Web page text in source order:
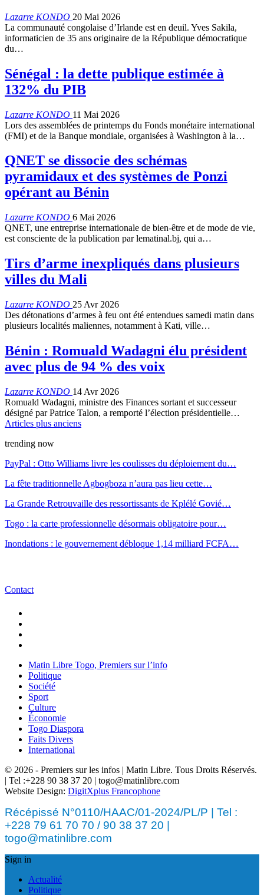
Lazarre KONDO 20 Mai 2026
La communauté congolaise d’Irlande est en deuil. Yves Sakila,
informaticien de 35 ans originaire de la République démocratique
du…
Sénégal : la dette publique estimée à
132% du PIB
Lazarre KONDO 11 Mai 2026
Lors des assemblées de printemps du Fonds monétaire international
(FMI) et de la Banque mondiale, organisées à Washington à la…
QNET se dissocie des schémas
pyramidaux et des systèmes de Ponzi
opérant au Bénin
Lazarre KONDO 6 Mai 2026
QNET, une entreprise internationale de bien-être et de mode de vie,
est consciente de la publication par lematinal.bj, qui a…
Tirs d’arme inexpliqués dans plusieurs
villes du Mali
Lazarre KONDO 25 Avr 2026
Des détonations d’armes à feu ont été entendues samedi matin dans
plusieurs localités maliennes, notamment à Kati, ville…
Bénin : Romuald Wadagni élu président
avec plus de 94 % des voix
Lazarre KONDO 14 Avr 2026
Romuald Wadagni, ministre des Finances sortant et successeur
désigné par Patrice Talon, a remporté l’élection présidentielle…
Articles plus anciens
trending now
PayPal : Otto Williams livre les coulisses du déploiement du…
La fête traditionnelle Agbogboza n’aura pas lieu cette…
La Grande Retrouvaille des ressortissants de Kplélé Govié…
Togo : la carte professionnelle désormais obligatoire pour…
Inondations : le gouvernement débloque 1,14 milliard FCFA…
Contact
Matin Libre Togo, Premiers sur l’info
Politique
Société
Sport
Culture
Économie
Togo Diaspora
Faits Divers
International
© 2026 - Premiers sur les infos | Matin Libre. Tous Droits Réservés.
| Tel :+228 90 38 37 20 | togo@matinlibre.com
Website Design: DigitXplus Francophone
Récépissé N°0110/HAAC/01-2024/PL/P | Tel :
+228 79 61 70 70 / 90 38 37 20 |
togo@matinlibre.com
Sign in
Actualité
Politique